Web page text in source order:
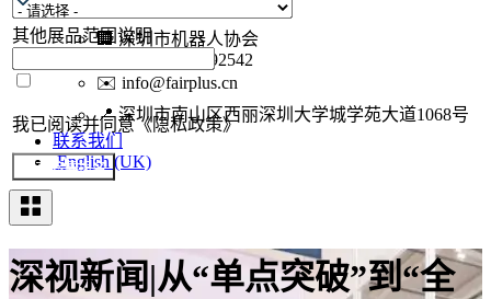
🏢深圳市机器人协会
+86-755-86392542
✉️ info@fairplus.cn
📍深圳市南山区西丽深圳大学城学苑大道1068号
联系我们
English (UK)
深视新闻|从“单点突破”到“全
其他展品范围说明
我已阅读并同意《隐私政策》
提交参展报名